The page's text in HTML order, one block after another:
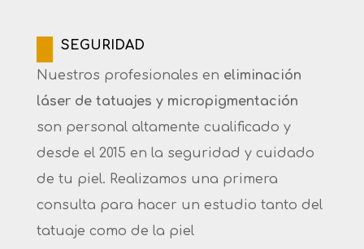
SEGURIDAD
Nuestros profesionales en eliminación
láser de tatuajes y micropigmentación
son personal altamente cualificado y
desde el 2015 en la seguridad y cuidado
de tu piel. Realizamos una primera
consulta para hacer un estudio tanto del
tatuaje como de la piel